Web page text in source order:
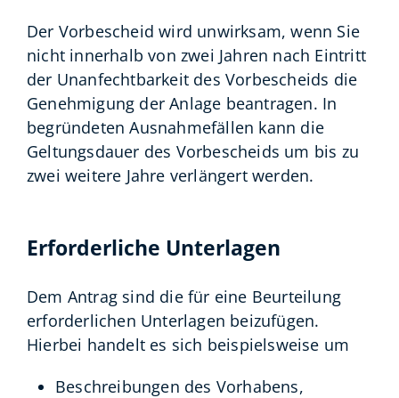
Der Vorbescheid wird unwirksam, wenn Sie
nicht innerhalb von zwei Jahren nach Eintritt
der Unanfechtbarkeit des Vorbescheids die
Genehmigung der Anlage beantragen. In
begründeten Ausnahmefällen kann die
Geltungsdauer des Vorbescheids um bis zu
zwei weitere Jahre verlängert werden.
Erforderliche Unterlagen
Dem Antrag sind die für eine Beurteilung
erforderlichen Unterlagen beizufügen.
Hierbei handelt es sich beispielsweise um
Beschreibungen des Vorhabens,